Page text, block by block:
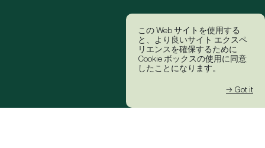
この Web サイトを使用する
と、より良いサイト エクスペ
リエンスを確保するために
Cookie ボックスの使用に同意
したことになります。
→ Got it